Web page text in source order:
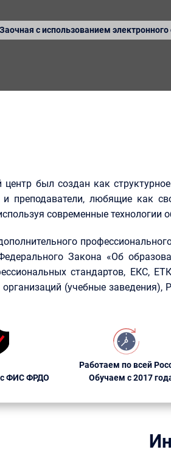
с использованием
был создан как
и преподаватели, любящие как
современные технологии
Закона «Об
стандартов, ЕКС,
организаций (учебные
ФИС ФРДО
Работаем по всей
Обучаем с 2017